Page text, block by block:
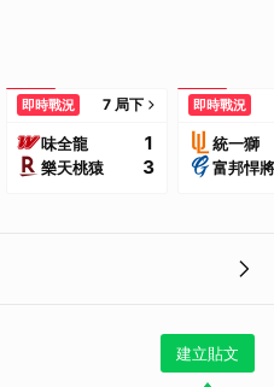
即時戰況 7 局下
味全龍 1
樂天桃猿 3
即時戰況
統一獅
富邦悍將
建立貼文